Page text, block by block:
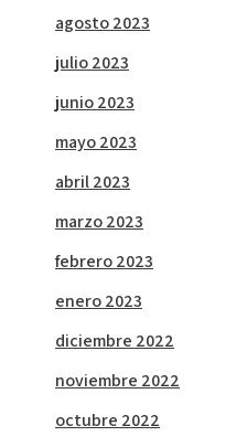
agosto 2023
julio 2023
junio 2023
mayo 2023
abril 2023
marzo 2023
febrero 2023
enero 2023
diciembre 2022
noviembre 2022
octubre 2022